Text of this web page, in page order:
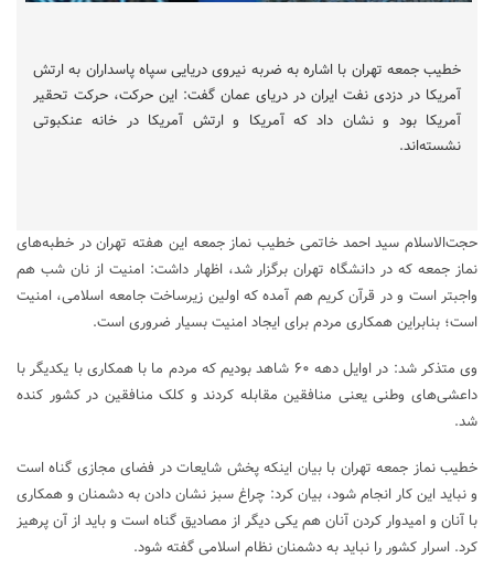
خطیب جمعه تهران با اشاره به ضربه نیروی دریایی سپاه پاسداران به ارتش
آمریکا در دزدی نفت ایران در دریای عمان گفت: این حرکت، حرکت تحقیر
آمریکا بود و نشان داد که آمریکا و ارتش آمریکا در خانه عنکبوتی
نشسته‌اند.
حجت‌الاسلام سید احمد خاتمی خطیب نماز جمعه این هفته تهران در خطبه‌های
نماز جمعه که در دانشگاه تهران برگزار شد، اظهار داشت: امنیت از نان شب هم
واجبتر است و در قرآن کریم هم آمده که اولین زیرساخت جامعه اسلامی، امنیت
است؛ بنابراین همکاری مردم برای ایجاد امنیت بسیار ضروری است.
وی متذکر شد: در اوایل دهه ۶۰ شاهد بودیم که مردم ما با همکاری با یکدیگر با
داعشی‌های وطنی یعنی منافقین مقابله کردند و کلک منافقین در کشور کنده
شد.
خطیب نماز جمعه تهران با بیان اینکه پخش شایعات در فضای مجازی گناه است
و نباید این کار انجام شود، بیان کرد: چراغ سبز نشان دادن به دشمنان و همکاری
با آنان و امیدوار کردن آنان هم یکی دیگر از مصادیق گناه است و باید از آن پرهیز
کرد. اسرار کشور را نباید به دشمنان نظام اسلامی گفته شود.